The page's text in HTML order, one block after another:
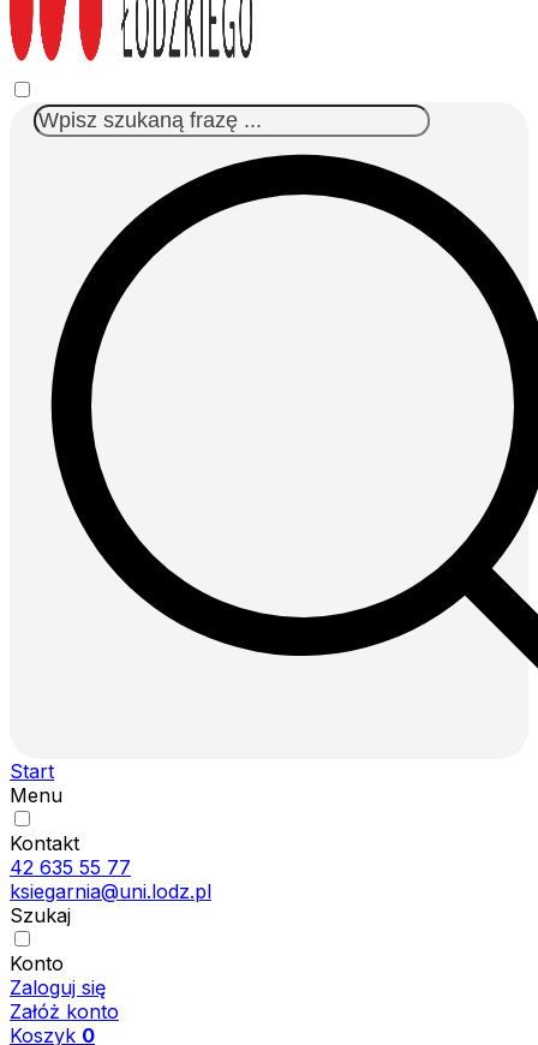
Start
Menu
Kontakt
42 635 55 77
ksiegarnia@uni.lodz.pl
Szukaj
Konto
Zaloguj się
Załóż konto
Koszyk 0